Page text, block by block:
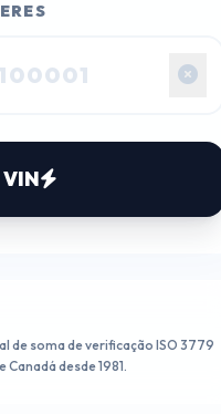
de soma de verificação ISO 3779
desde 1981.